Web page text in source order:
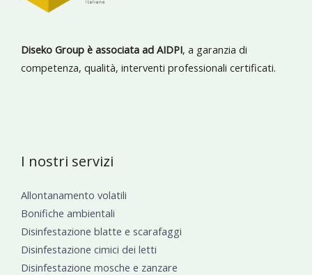
Diseko Group è associata ad AIDPI, a garanzia di
competenza, qualità, interventi professionali certificati.
I nostri servizi
Allontanamento volatili
Bonifiche ambientali
Disinfestazione blatte e scarafaggi
Disinfestazione cimici dei letti
Disinfestazione mosche e zanzare